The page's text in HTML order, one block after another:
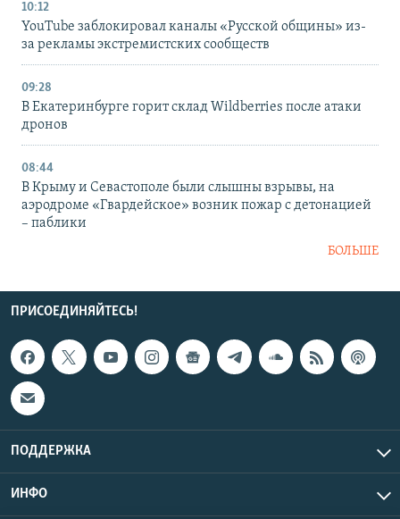
10:12
YouTube заблокировал каналы «Русской общины» из-
за рекламы экстремистских сообществ
09:28
В Екатеринбурге горит склад Wildberries после атаки
дронов
08:44
В Крыму и Севастополе были слышны взрывы, на
аэродроме «Гвардейское» возник пожар с детонацией
– паблики
БОЛЬШЕ
ПРИСОЕДИНЯЙТЕСЬ!
ПОДДЕРЖКА
ИНФО